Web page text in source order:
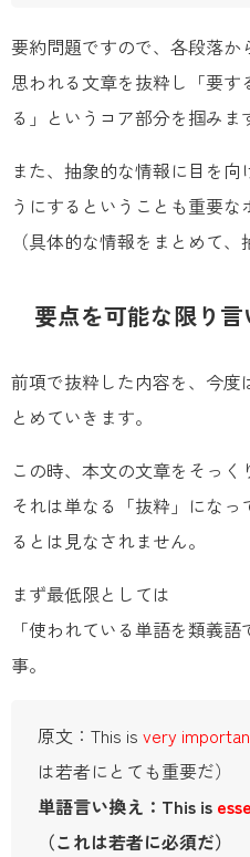
要約問題ですので、各段落か
思われる文章を抜粋し「要
る」というコア部分を掴みま
また、抽象的な情報に目を
うにするということも重要な
（具体的な情報をまとめて
要点を可能な限り
前項で抜粋した内容を、今度
とめていきます。
この時、本文の文章をそっく
それは単なる「抜粋」にな
るとは見なされません。
まず最低限としては
「使われている単語を類義
事。
原文：This is very
は若者にとても重要だ）
単語言い換え：This is
（これは若者に必須だ）